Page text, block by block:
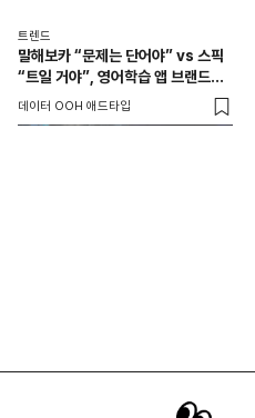
트렌드
말해보카 “문제는 단어야” vs 스픽
“트일 거야”, 영어학습 앱 브랜드
인지 경쟁
데이터 OOH 애드타입